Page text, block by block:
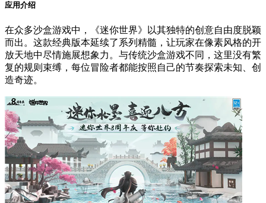
应用介绍
在众多沙盒游戏中，《迷你世界》以其独特的创意自由度脱颖
而出。这款经典版本延续了系列精髓，让玩家在像素风格的开
放天地中尽情施展想象力。与传统沙盒游戏不同，这里没有繁
复的规则束缚，每位冒险者都能按照自己的节奏探索未知、创
造奇迹。